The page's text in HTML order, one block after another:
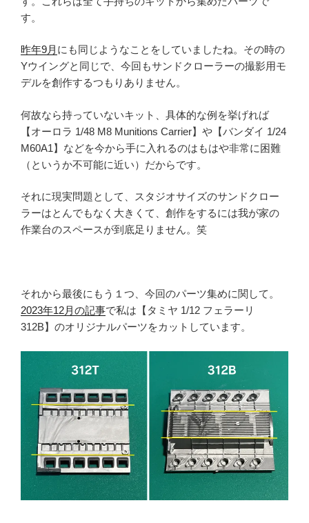
す。
昨年9月 にも同じようなことをしていましたね。その時の
Yウイングと同じで、今回もサンドクローラーの撮影用モ
デルを創作するつもりありません。
何故なら持っていないキット、具体的な例を挙げれば
【オーロラ 1/48 M8 Munitions Carrier】や【バンダイ 1/24
M60A1】などを今から手に入れるのはもはや非常に困難
（というか不可能に近い）だからです。
それに現実問題として、スタジオサイズのサンドクロー
ラーはとんでもなく大きくて、創作をするには我が家の
作業台のスペースが到底足りません。笑
それから最後にもう１つ、今回のパーツ集めに関して。
2023年12月の記事で私は 【タミヤ 1/12 フェラーリ
312B】 のオリジナルパーツをカットしています。